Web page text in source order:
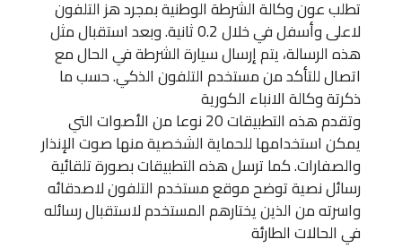
تطلب عون وكالة الشرطة الوطنية بمجرد هز التلفون
لاعلى وأسفل في خلال 0.2 ثانية. وبعد استقبال مثل
هذه الرسالة، يتم إرسال سيارة الشرطة في الحال مع
اتصال للتأكد من مستخدم التلفون الذكي. حسب ما
ذكرتة وكالة الانباء الكورية
وتقدم هذه التطبيقات 20 نوعا من الأصوات التي
يمكن استخدامها للحماية الشخصية منها صوت الإنذار
والصفارات. كما ترسل هذه التطبيقات بصورة تلقائية
رسائل نصية توضح موقع مستخدم التلفون لاصدقائه
واسرته من الذين يختارهم المستخدم لاستقبال رسائله
في الحالات الطارئة